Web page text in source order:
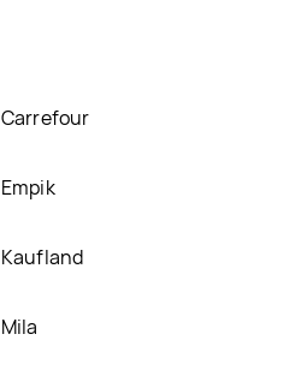
Carrefour
Empik
Kaufland
Mila